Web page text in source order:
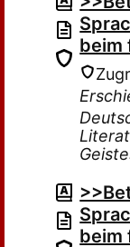
beim
beim